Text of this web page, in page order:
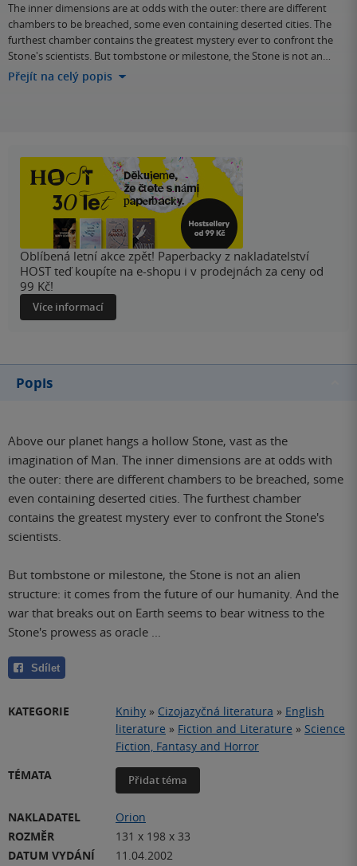
The inner dimensions are at odds with the outer: there are different
chambers to be breached, some even containing deserted cities. The
furthest chamber contains the greatest mystery ever to confront the
Stone's scientists. But tombstone or milestone, the Stone is not an…
Přejít na celý popis
Oblíbená letní akce zpět! Paperbacky z nakladatelství
HOST teď koupíte na e-shopu i v prodejnách za ceny od
99 Kč!
Více informací
Popis
Above our planet hangs a hollow Stone, vast as the
imagination of Man. The inner dimensions are at odds with
the outer: there are different chambers to be breached, some
even containing deserted cities. The furthest chamber
contains the greatest mystery ever to confront the Stone's
scientists.
But tombstone or milestone, the Stone is not an alien
structure: it comes from the future of our humanity. And the
war that breaks out on Earth seems to bear witness to the
Stone's prowess as oracle ...
Sdílet
KATEGORIE Knihy » Cizojazyčná literatura » English
literature » Fiction and Literature » Science
Fiction, Fantasy and Horror
TÉMATA
Přidat téma
NAKLADATEL
Orion
ROZMĚR
131 x 198 x 33
DATUM VYDÁNÍ
11.04.2002